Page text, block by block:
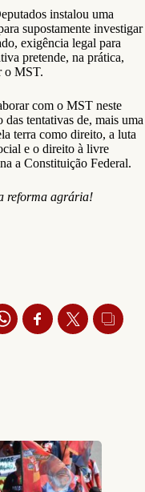
instalou uma
supostamente investigar
exigência legal para
pretende, na prática,
o MST.
com o MST neste
tentativas de, mais uma
terra como direito, a luta
e o direito à livre
a Constituição Federal.
reforma agrária!